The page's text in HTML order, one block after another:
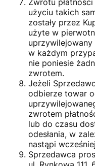
użyciu takich
zostały przez
użyte w
w każdym
nie poniesie
zwrotem.
Jeżeli
odbierze towar
zwrotem
lub do czasu
odesłania, w
nastąpi
Sprzedawca